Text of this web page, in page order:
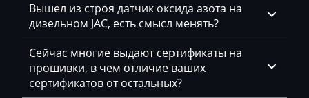
EcoLog
Eggersmann
Exeed
Extreme moto
Вышел из строя датчик оксида азота на
дизельном JAC, есть смысл менять?
Сейчас многие выдают сертификаты на
прошивки, в чем отличие ваших
сертификатов от остальных?